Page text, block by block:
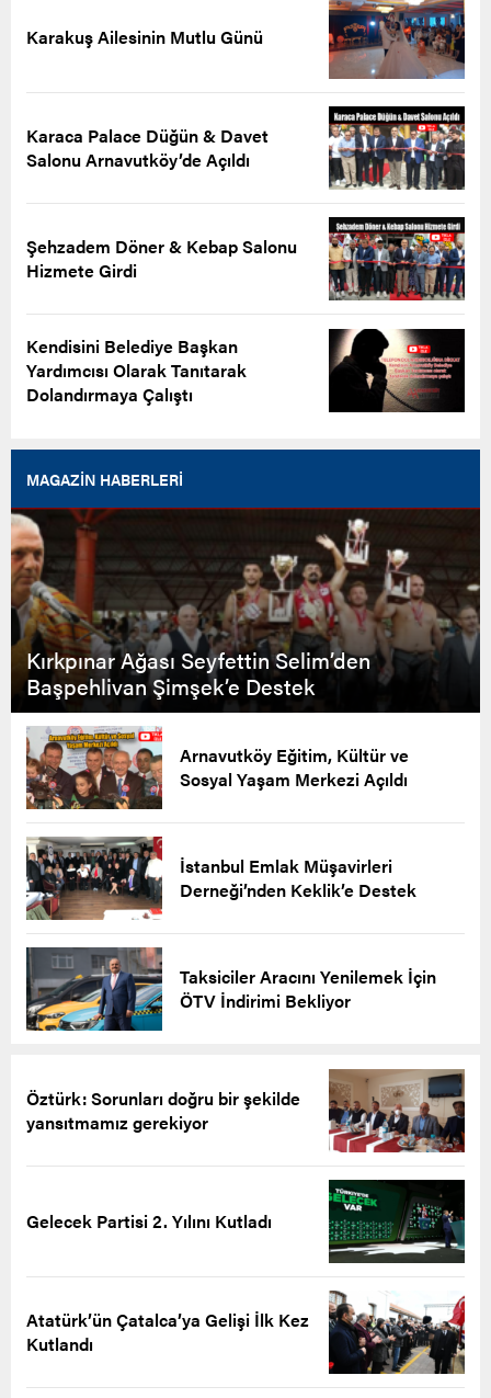
Karakuş Ailesinin Mutlu Günü
Karaca Palace Düğün & Davet
Salonu Arnavutköy’de Açıldı
Şehzadem Döner & Kebap Salonu
Hizmete Girdi
Kendisini Belediye Başkan
Yardımcısı Olarak Tanıtarak
Dolandırmaya Çalıştı
MAGAZİN HABERLERİ
Kırkpınar Ağası Seyfettin Selim’den
Başpehlivan Şimşek’e Destek
Arnavutköy Eğitim, Kültür ve
Sosyal Yaşam Merkezi Açıldı
İstanbul Emlak Müşavirleri
Derneği’nden Keklik’e Destek
Taksiciler Aracını Yenilemek İçin
ÖTV İndirimi Bekliyor
Öztürk: Sorunları doğru bir şekilde
yansıtmamız gerekiyor
Gelecek Partisi 2. Yılını Kutladı
Atatürk’ün Çatalca’ya Gelişi İlk Kez
Kutlandı